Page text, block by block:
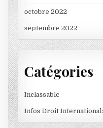
octobre 2022
septembre 2022
Catégories
Inclassable
Infos Droit International: